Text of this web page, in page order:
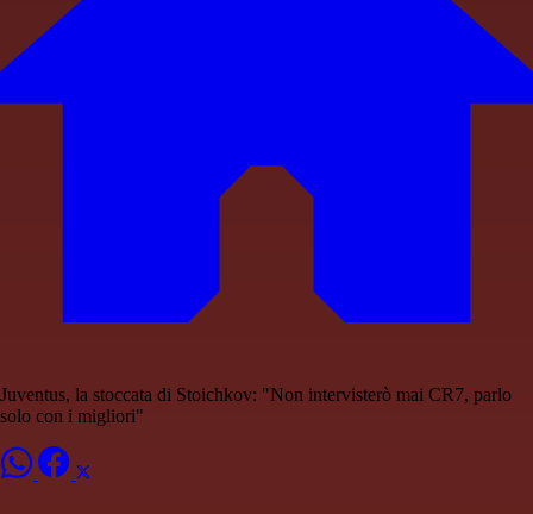
Juventus, la stoccata di Stoichkov: "Non intervisterò mai CR7, parlo
solo con i migliori"